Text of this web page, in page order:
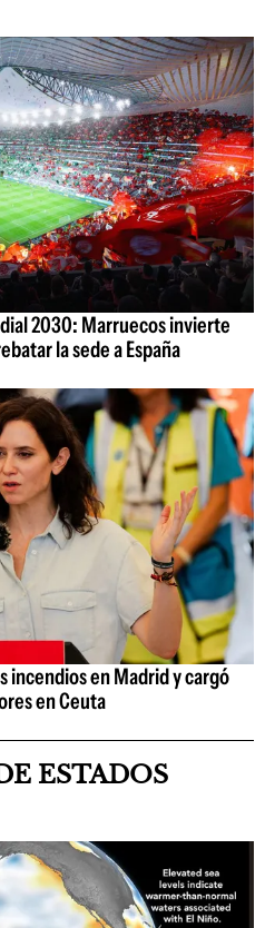
2030: Marruecos invierte
la sede a España
incendios en Madrid y cargó
en Ceuta
ESTADOS